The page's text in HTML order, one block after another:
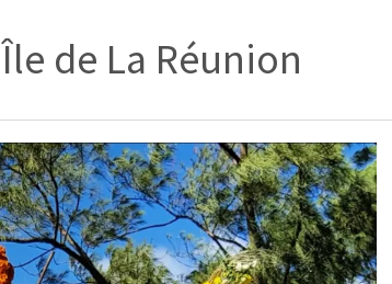
de La Réunion